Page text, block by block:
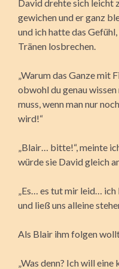
David drehte sich leicht
gewichen und er ganz
und ich hatte das
Tränen losbrechen.
„Warum das Ganze mit
obwohl du genau
muss, wenn man nur
wird!“
„Blair… bitte!“, meinte
würde sie David gleich
„Es… es tut mir leid…
und ließ uns alleine
Als Blair ihm folgen
„Was denn? Ich will